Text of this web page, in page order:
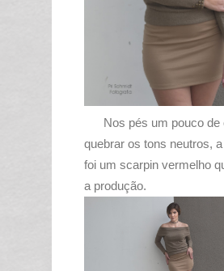
Nos pés um pouco de
quebrar os tons neutros,
foi um scarpin vermelho
a produção.